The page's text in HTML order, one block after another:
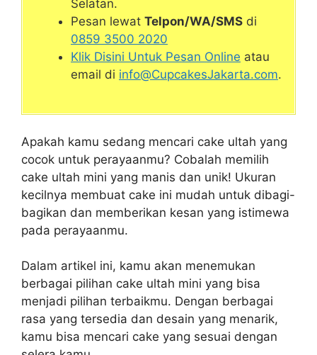
Selatan.
Pesan lewat Telpon/WA/SMS di
0859 3500 2020
Klik Disini Untuk Pesan Online atau
email di info@CupcakesJakarta.com.
Apakah kamu sedang mencari cake ultah yang
cocok untuk perayaanmu? Cobalah memilih
cake ultah mini yang manis dan unik! Ukuran
kecilnya membuat cake ini mudah untuk dibagi-
bagikan dan memberikan kesan yang istimewa
pada perayaanmu.
Dalam artikel ini, kamu akan menemukan
berbagai pilihan cake ultah mini yang bisa
menjadi pilihan terbaikmu. Dengan berbagai
rasa yang tersedia dan desain yang menarik,
kamu bisa mencari cake yang sesuai dengan